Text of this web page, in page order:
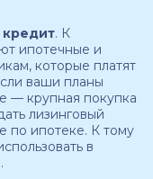
кредит. К
ипотечные и
которые платят
ваши планы
— крупная покупка
лизинговый
по ипотеке. К тому
в